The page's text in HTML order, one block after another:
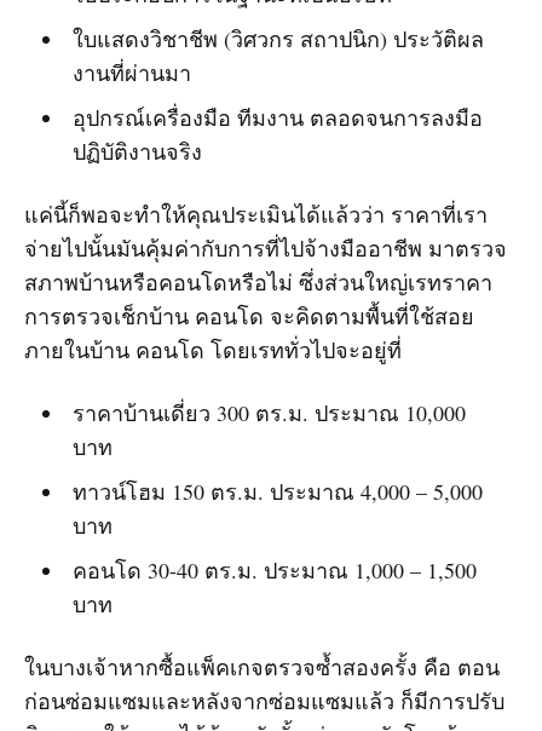
ใบแสดงวิชาชีพ (วิศวกร สถาปนิก) ประวัติผล
งานที่ผ่านมา
อุปกรณ์เครื่องมือ ทีมงาน ตลอดจนการลงมือ
ปฏิบัติงานจริง
แค่นี้ก็พอจะทำให้คุณประเมินได้แล้วว่า ราคาที่เรา
จ่ายไปนั้นมันคุ้มค่ากับการที่ไปจ้างมืออาชีพ มาตรวจ
สภาพบ้านหรือคอนโดหรือไม่ ซึ่งส่วนใหญ่เรทราคา
การตรวจเช็กบ้าน คอนโด จะคิดตามพื้นที่ใช้สอย
ภายในบ้าน คอนโด โดยเรททั่วไปจะอยู่ที่
ราคาบ้านเดี่ยว 300 ตร.ม. ประมาณ 10,000
บาท
ทาวน์โฮม 150 ตร.ม. ประมาณ 4,000 – 5,000
บาท
คอนโด 30-40 ตร.ม. ประมาณ 1,000 – 1,500
บาท
ในบางเจ้าหากซื้อแพ็คเกจตรวจซ้ำสองครั้ง คือ ตอน
ก่อนซ่อมแซมและหลังจากซ่อมแซมแล้ว ก็มีการปรับ